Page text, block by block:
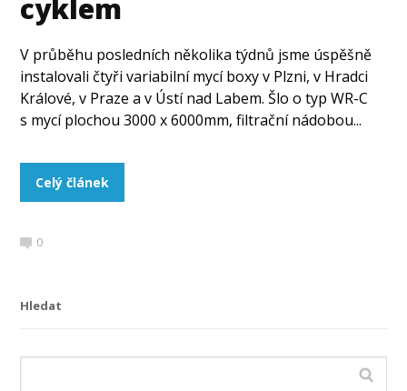
cyklem
V průběhu posledních několika týdnů jsme úspěšně
instalovali čtyři variabilní mycí boxy v Plzni, v Hradci
Králové, v Praze a v Ústí nad Labem. Šlo o typ WR-C
s mycí plochou 3000 x 6000mm, filtrační nádobou...
Celý článek
0
Hledat